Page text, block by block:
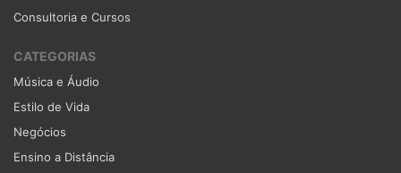
Consultoria e Cursos
CATEGORIAS
Música e Áudio
Estilo de Vida
Negócios
Ensino a Distância